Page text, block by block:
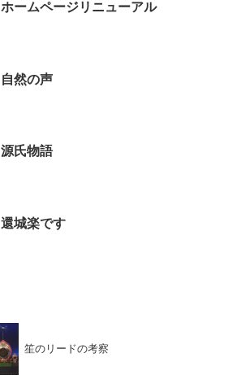
ホームページリニューアル
自然の声
源氏物語
還城楽です
笙のリードの考察